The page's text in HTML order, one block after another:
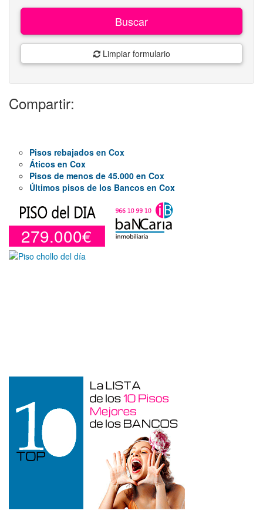
Buscar
Limpiar formulario
Compartir:
Pisos rebajados en Cox
Áticos en Cox
Pisos de menos de 45.000 en Cox
Últimos pisos de los Bancos en Cox
279.000€